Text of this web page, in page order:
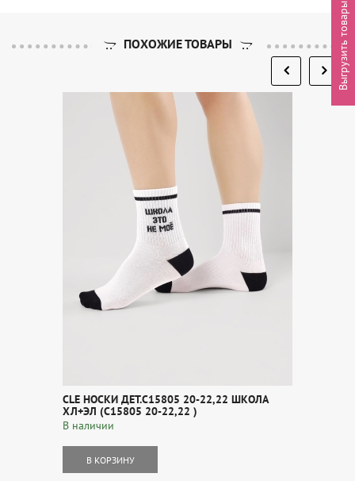
ПОХОЖИЕ ТОВАРЫ
CLE НОСКИ ДЕТ.С15805 20-22,22 ШКОЛА
ХЛ+ЭЛ (С15805 20-22,22 )
В наличии
В КОРЗИНУ
Выгрузить товары